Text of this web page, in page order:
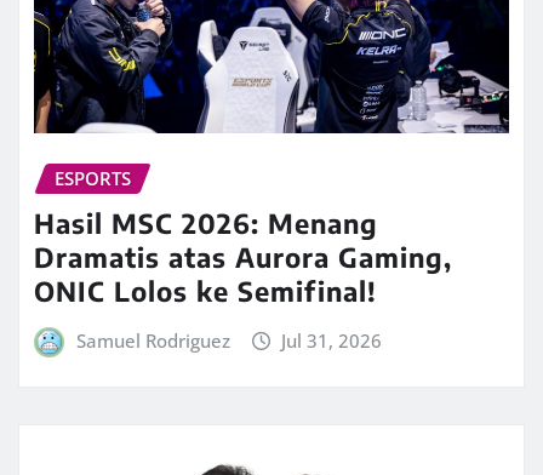
ESPORTS
Hasil MSC 2026: Menang
Dramatis atas Aurora Gaming,
ONIC Lolos ke Semifinal!
Samuel Rodriguez Jul 31, 2026